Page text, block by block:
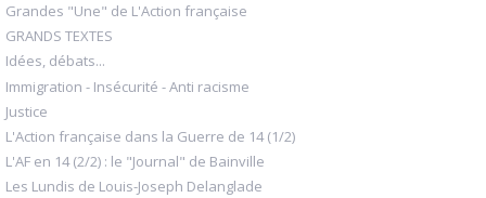
Grandes "Une" de L'Action française
GRANDS TEXTES
Idées, débats...
Immigration - Insécurité - Anti racisme
Justice
L'Action française dans la Guerre de 14 (1/2)
L'AF en 14 (2/2) : le "Journal" de Bainville
Les Lundis de Louis-Joseph Delanglade